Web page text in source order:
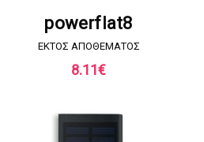
powerflat8
EKTOΣ ΑΠΟΘΕΜΑΤΟΣ
8.11€